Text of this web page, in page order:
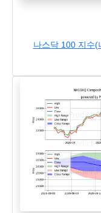
나스닥 100 지수(